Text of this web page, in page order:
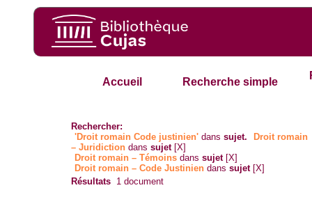
Accueil Recherche simple
Rechercher:
'Droit romain Code justinien' danssujet.
Droit romain
– Juridiction danssujet [X]
Droit romain – Témoins danssujet [X]
Droit romain – Code Justinien danssujet [X]
Résultats 1 document